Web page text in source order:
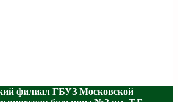
филиал ГБУЗ Московской